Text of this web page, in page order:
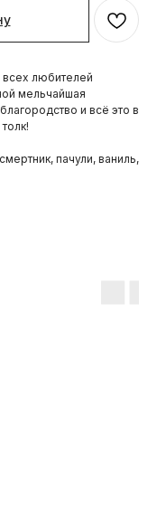
любителей
мельчайшая
и всё это в
пачули, ваниль,